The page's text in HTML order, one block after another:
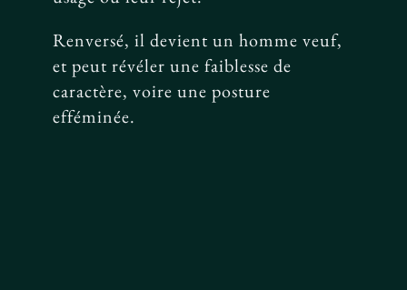
Renversé, il devient un homme veuf,
et peut révéler une faiblesse de
caractère, voire une posture
efféminée.